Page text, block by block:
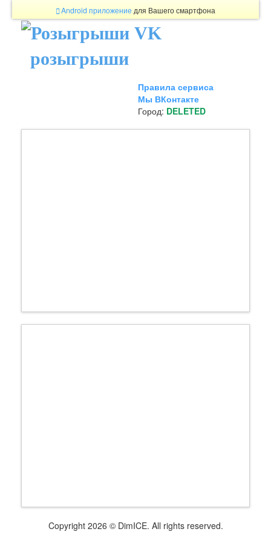
Android приложение для Вашего смартфона
розыгрыши
Правила сервиса
Мы ВКонтакте
Город: DELETED
Copyright 2026 © DimICE. All rights reserved.